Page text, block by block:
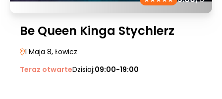
Be Queen Kinga Stychlerz
1 Maja 8, Łowicz
Teraz otwarteDzisiaj:09:00-19:00